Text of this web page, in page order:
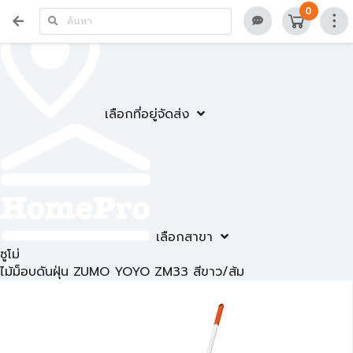
เลือกที่อยู่จัดส่ง
เลือกสาขา
0
ซูโม่
ไม้ม็อบดันฝุ่น ZUMO YOYO ZM33 สีขาว/ส้ม